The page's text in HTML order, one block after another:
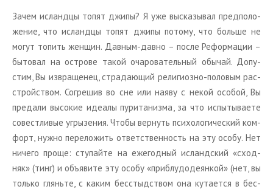
Зачем ис­ланд­цы топят джипы? Я уже вы­ска­зы­вал пред­по­ло­
же­ние, что ис­ланд­цы топят джипы по­то­му, что боль­ше не
могут то­пить жен­щин. Дав­ным-давно – после Ре­фор­ма­ции –
бы­то­вал на ост­ро­ве такой оча­ро­ва­тель­ный обы­чай. До­пу­
стим, Вы из­вра­ще­нец, стра­да­ю­щий ре­ли­ги­оз­но-по­ло­вым рас­
строй­ством. Со­гре­шив во сне или наяву с некой осо­бой, Вы
пре­да­ли вы­со­кие иде­а­лы пу­ри­та­низ­ма, за что ис­пы­ты­ва­е­те
со­вест­ли­вые угры­зе­ния. Чтобы вер­нуть пси­хо­ло­ги­че­ский ком­
форт, нужно пе­ре­ло­жить от­вет­ствен­ность на эту особу. Нет
ни­че­го проще: сту­пай­те на еже­год­ный ис­ланд­ский «сход­
няк» (тинг) и объ­яви­те эту особу «при­блу­до­де­ян­кой» (нет, вы
толь­ко глянь­те, с каким бес­стыд­ством она ку­та­ет­ся в бес­